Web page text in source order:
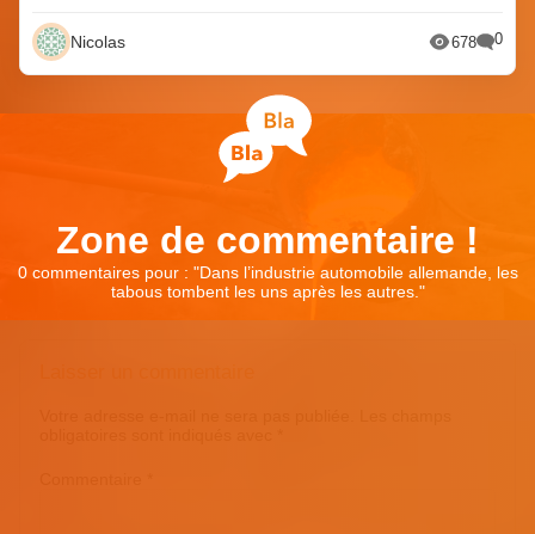
Nicolas 678 0
Zone de commentaire !
0 commentaires pour : "Dans l’industrie automobile allemande, les
tabous tombent les uns après les autres."